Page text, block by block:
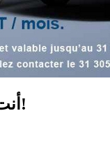
مع CHERY و TLF، أنت الشاف!